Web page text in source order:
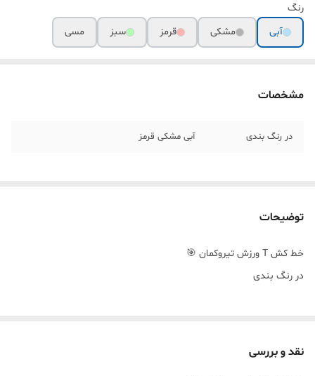
رنگ
آبی
مشکی قرمز سبز مسی
مشخصات
در رنگ بندی آبی مشکی قرمز
توضیحات
خط کش T ورزش تیروکمان 🎯
در رنگ بندی
نقد و بررسی